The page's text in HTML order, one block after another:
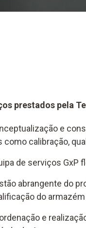
prestados pela
e
como calibração,
de serviços GxP
abrangente do
do
e